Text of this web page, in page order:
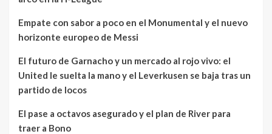
Empate con sabor a poco en el Monumental y el nuevo
horizonte europeo de Messi
El futuro de Garnacho y un mercado al rojo vivo: el
United le suelta la mano y el Leverkusen se baja tras un
partido de locos
El pase a octavos asegurado y el plan de River para
traer a Bono